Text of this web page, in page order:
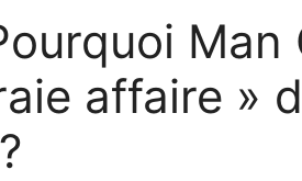
Man
affaire »